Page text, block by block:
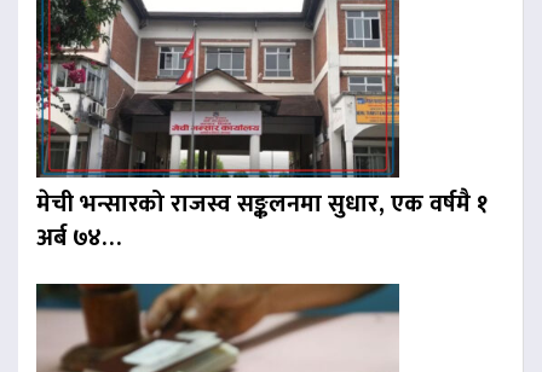
मेची भन्सारको राजस्व सङ्कलनमा सुधार, एक वर्षमै १
अर्ब ७४…